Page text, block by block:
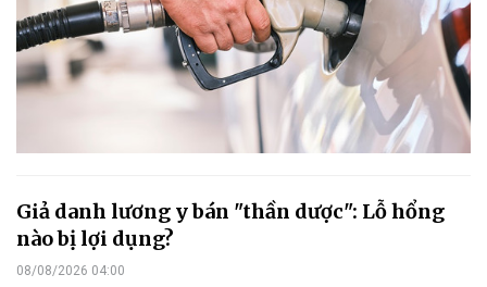
Giả danh lương y bán "thần dược": Lỗ hổng
nào bị lợi dụng?
08/08/2026 04:00